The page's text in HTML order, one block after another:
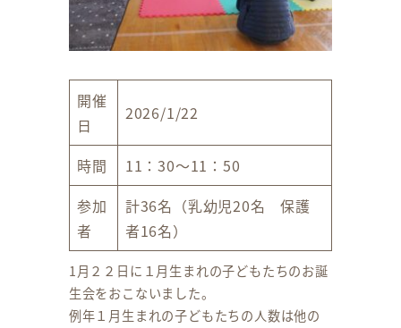
開催
日
2026/1/22
時間
11：30～11：50
参加
者
計36名（乳幼児20名 保護
者16名）
1月２２日に１月生まれの子どもたちのお誕
生会をおこないました。
例年１月生まれの子どもたちの人数は他の